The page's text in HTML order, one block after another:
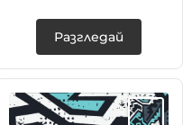
Разгледай